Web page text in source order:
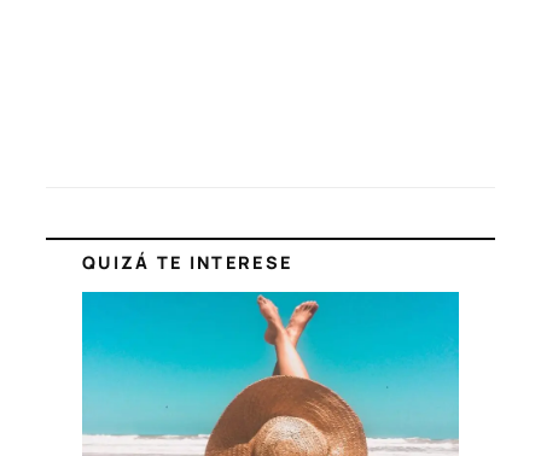
QUIZÁ TE INTERESE